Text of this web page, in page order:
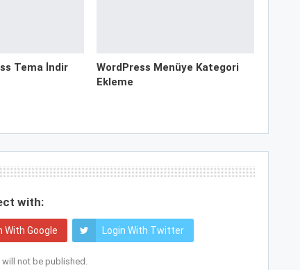
Tema İndir
WordPress Menüye Kategori
Ekleme
with:
With Google Login With Twitter
not be published.